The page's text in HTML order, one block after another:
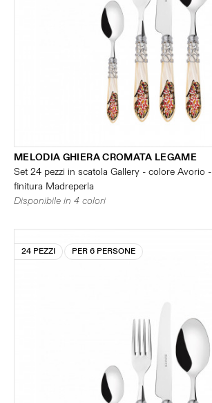
MELODIA GHIERA CROMATA LEGAME
Set 24 pezzi in scatola Gallery - colore Avorio -
finitura Madreperla
Disponibile in 4 colori
24 PEZZI PER 6 PERSONE